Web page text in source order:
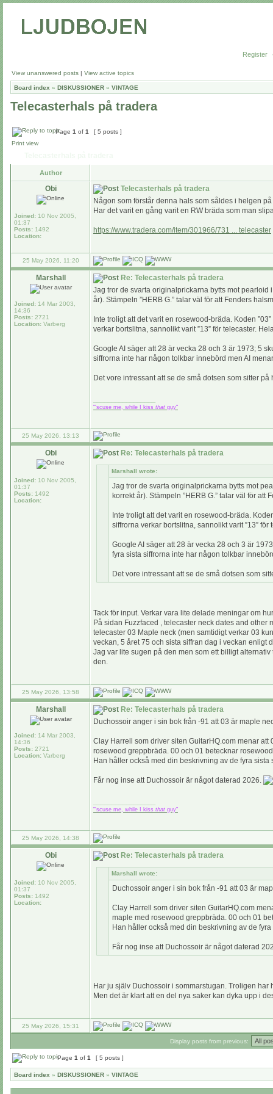
Register
View unanswered posts | View active topics
Board index » DISKUSSIONER » VINTAGE
Telecasterhals på tradera
Page 1 of 1
[ 5 posts ]
Print view
Author
Obi
Joined: 10 Nov 2005,
01:37
Posts: 1492
Location:
Telecasterhals på tradera
Någon som förstår denna hals som såldes i helgen
Har det varit en gång varit en RW bräda som man
https://www.tradera.com/item/301966/731 ... telecaster
25 May 2026, 11:20
Marshall
Joined: 14 Mar 2003,
14:36
Posts: 2721
Location: Varberg
Re: Telecasterhals på tradera
Jag tror de svarta originalprickarna bytts mot
år). Stämpeln ”HERB G.” talar väl för att Fenders
Inte troligt att det varit en rosewood-bräda. Koden
verkar bortslitna, sannolikt varit ”13” för telecaster.
Google AI säger att 28 är vecka 28 och 3 är 1973; 5
siffrorna inte har någon tolkbar innebörd men AI
Det vore intressant att se de små dotsen som sitter
"'scuse me, while I kiss that guy"
25 May 2026, 13:13
Obi
Joined: 10 Nov 2005,
01:37
Posts: 1492
Location:
Re: Telecasterhals på tradera
Marshall wrote:
Jag tror de svarta originalprickarna bytts mot
korrekt år). Stämpeln ”HERB G.” talar väl för
Inte troligt att det varit en rosewood-bräda.
siffrorna verkar bortslitna, sannolikt varit ”13”
Google AI säger att 28 är vecka 28 och 3 är
fyra sista siffrorna inte har någon tolkbar
Det vore intressant att se de små dotsen som
Tack för input. Verkar vara lite delade meningar om
På sidan Fuzzfaced , telecaster neck dates and
telecaster 03 Maple neck (men samtidigt verkar 03
veckan, 5 året 75 och sista siffran dag i veckan enligt
Jag var lite sugen på den men som ett billigt
den.
25 May 2026, 13:58
Marshall
Joined: 14 Mar 2003,
14:36
Posts: 2721
Location: Varberg
Re: Telecasterhals på tradera
Duchossoir anger i sin bok från -91 att 03 är maple
Clay Harrell som driver siten GuitarHQ.com menar
rosewood greppbräda. 00 och 01 betecknar
Han håller också med din beskrivning av de fyra sista
Får nog inse att Duchossoir är något daterad 2026.
"'scuse me, while I kiss that guy"
25 May 2026, 14:38
Obi
Joined: 10 Nov 2005,
01:37
Posts: 1492
Location:
Re: Telecasterhals på tradera
Marshall wrote:
Duchossoir anger i sin bok från -91 att 03 är
Clay Harrell som driver siten GuitarHQ.com
maple med rosewood greppbräda. 00 och 01
Han håller också med din beskrivning av de
Får nog inse att Duchossoir är något daterad
Har ju själv Duchossoir i sommarstugan. Troligen
Men det är klart att en del nya saker kan dyka upp i
25 May 2026, 15:31
Display posts from previous:
Page 1 of 1 [ 5 posts ]
Board index » DISKUSSIONER » VINTAGE